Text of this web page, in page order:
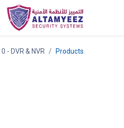
Products
DVR & NVR
- 0 items